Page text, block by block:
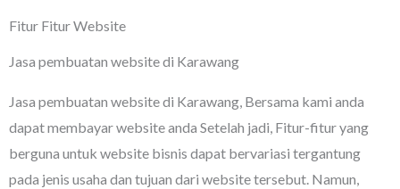
Fitur Fitur Website
Jasa pembuatan website di Karawang
Jasa pembuatan website di Karawang, Bersama kami anda
dapat membayar website anda Setelah jadi, Fitur-fitur yang
berguna untuk website bisnis dapat bervariasi tergantung
pada jenis usaha dan tujuan dari website tersebut. Namun,